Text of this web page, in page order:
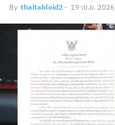
By thaitabloid2 - 19 เม.ย. 2026